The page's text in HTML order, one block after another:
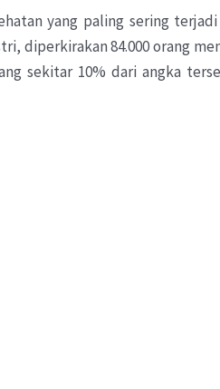
yang paling sering
diperkirakan 84.000 orang
sekitar 10% dari angka